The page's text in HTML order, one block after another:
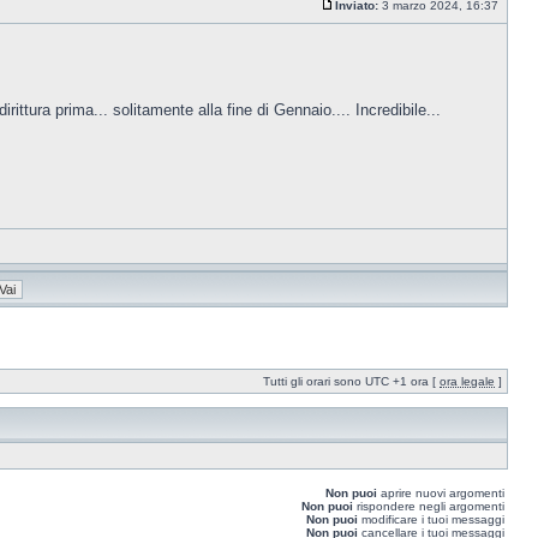
Inviato: 3 marzo 2024, 16:37
prima... solitamente alla fine di Gennaio.... Incredibile...
Tutti gli orari sono UTC +1 ora [ ora legale ]
Non puoi aprire nuovi argomenti
Non puoi rispondere negli argomenti
Non puoi modificare i tuoi messaggi
Non puoi cancellare i tuoi messaggi